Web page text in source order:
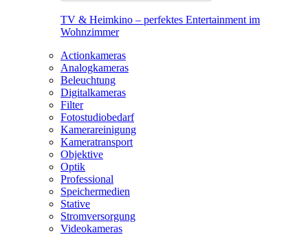
TV & Heimkino – perfektes Entertainment im
Wohnzimmer
Actionkameras
Analogkameras
Beleuchtung
Digitalkameras
Filter
Fotostudiobedarf
Kamerareinigung
Kameratransport
Objektive
Optik
Professional
Speichermedien
Stative
Stromversorgung
Videokameras